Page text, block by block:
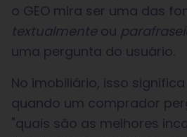
o GEO mira ser uma das
textualmenteou
uma pergunta do usuário.
No imobiliário, isso
quando um comprador
"quais são as melhores